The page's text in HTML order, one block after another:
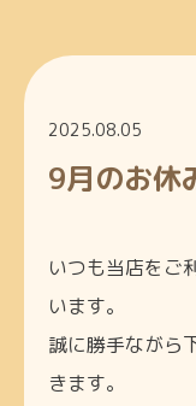
2025.08.05
9月のお休
いつも当店をご
います。
誠に勝手ながら
きます。